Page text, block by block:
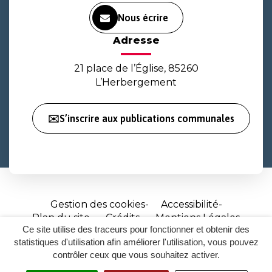
Ce site utilise des traceurs pour fonctionner et obtenir des
statistiques d'utilisation afin améliorer l'utilisation, vous pouvez
contrôler ceux que vous souhaitez activer.
Nous écrire
Adresse
21 place de l’Église, 85260
L’Herbergement
✉️S’inscrire aux publications communales
Gestion des cookies
Accessibilité
Plan du site
Crédits
Mentions Légales
Site
réalisé
par